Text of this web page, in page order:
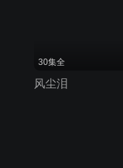
30集全
风尘泪